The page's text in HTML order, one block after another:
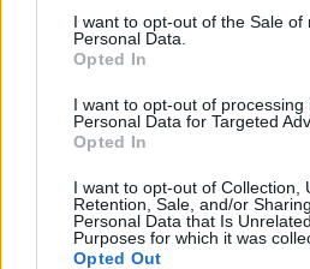
consent section.
I want to opt-out of the Sale of
Personal Data.
Opted In
I want to opt-out of processing
Personal Data for Targeted
Opted In
I want to opt-out of Collection,
Retention, Sale, and/or
Personal Data that Is
Purposes for which it was
Opted Out